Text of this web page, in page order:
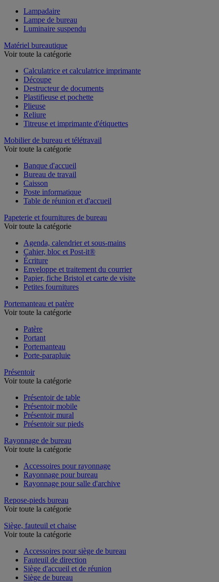
Lampadaire
Lampe de bureau
Luminaire suspendu
Matériel bureautique
Voir toute la catégorie
Calculatrice et calculatrice imprimante
Découpe
Destructeur de documents
Plastifieuse et pochette
Plieuse
Reliure
Titreuse et imprimante d'étiquettes
Mobilier de bureau et télétravail
Voir toute la catégorie
Banque d'accueil
Bureau de travail
Caisson
Poste informatique
Table de réunion et d'accueil
Papeterie et fournitures de bureau
Voir toute la catégorie
Agenda, calendrier et sous-mains
Cahier, bloc et Post-it®
Écriture
Enveloppe et traitement du courrier
Papier, fiche Bristol et carte de visite
Petites fournitures
Portemanteau et patère
Voir toute la catégorie
Patère
Portant
Portemanteau
Porte-parapluie
Présentoir
Voir toute la catégorie
Présentoir de table
Présentoir mobile
Présentoir mural
Présentoir sur pieds
Rayonnage de bureau
Voir toute la catégorie
Accessoires pour rayonnage
Rayonnage pour bureau
Rayonnage pour salle d'archive
Repose-pieds bureau
Voir toute la catégorie
Siège, fauteuil et chaise
Voir toute la catégorie
Accessoires pour siège de bureau
Fauteuil de direction
Siège d'accueil et de réunion
Siège de bureau